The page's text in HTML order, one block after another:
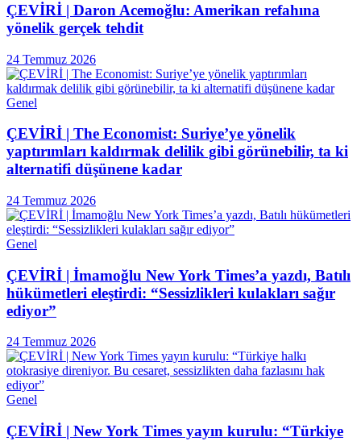
ÇEVİRİ | Daron Acemoğlu: Amerikan refahına
yönelik gerçek tehdit
24 Temmuz 2026
Genel
ÇEVİRİ | The Economist: Suriye’ye yönelik
yaptırımları kaldırmak delilik gibi görünebilir, ta ki
alternatifi düşünene kadar
24 Temmuz 2026
Genel
ÇEVİRİ | İmamoğlu New York Times’a yazdı, Batılı
hükümetleri eleştirdi: “Sessizlikleri kulakları sağır
ediyor”
24 Temmuz 2026
Genel
ÇEVİRİ | New York Times yayın kurulu: “Türkiye